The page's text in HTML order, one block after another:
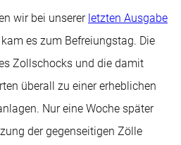
wir bei unserer letzten Ausgabe
es zum Befreiungstag. Die
Zollschocks und die damit
überall zu einer erheblichen
Nur eine Woche später
der gegenseitigen Zölle